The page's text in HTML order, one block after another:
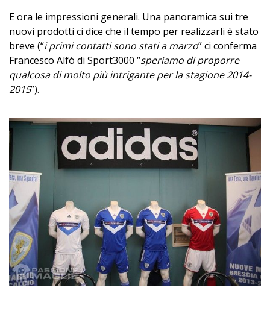
E ora le impressioni generali. Una panoramica sui tre
nuovi prodotti ci dice che il tempo per realizzarli è stato
breve (“i primi contatti sono stati a marzo” ci conferma
Francesco Alfò di Sport3000 “speriamo di proporre
qualcosa di molto più intrigante per la stagione 2014-
2015”).